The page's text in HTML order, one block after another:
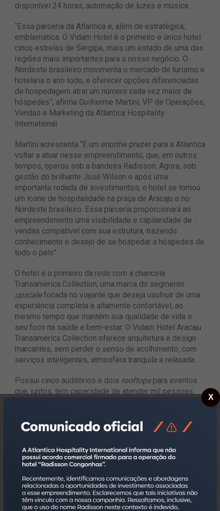
disponível 24 horas, automação de luzes e música.
“Essa parceria da Atlantica é, além de estratégica,
emblemática. O Vidam Hotel é o primeiro e único hotel
cinco estrelas de Sergipe, mais um estado de uma das
regiões mais importantes para o nosso negócio. O
Nordeste brasileiro movimenta o mercado de turismo e
hotelaria o ano todo, e oferecer opções diferenciadas
de hospedagem atrai um número cada vez maior de
hóspedes”, afirma Guilherme Martini, VP de Operações,
Vendas e Marketing da Atlantica Hospitality
International.
Martini acrescenta “É um enorme prazer para a Atlantica
voltar a atuar nesse empreendimento, que, em outros
tempos, operou sob a bandeira Radisson. Agora, sob
gestão do brilhante José Wilson e após uma
importante rodada de investimentos, o hotel se tornou
um ícone de hospitalidade na praça de Aracaju e no
Nordeste brasileiro. Essa parceria proporcionará ao
empreendimento uma visibilidade e capilaridade de
vendas compatível com sua estrutura, trazendo
conhecimento e desejo de se hospedar a hóspedes de
todo o país”.
O hotel é o primeiro da rede com a chancela
Transamerica Collection, uma marca do segmento
upscalefocada no viajante que deseja usufruir de uma
experiência completa e altamente confortável, ao
mesmo tempo que mantém sua qualidade de vida e
seu foco na saúde e bem-estar. O Vidam Hotel Aracaju
Transamerica Collection oferece arquitetura e design
marcantes, sem perder o senso de acolhimento, com
serviços inteligentes, atmosfera tranquila e relaxada.
Possui cinco auditórios e dois rooftops para eventos
que, juntos, tem capacidade de atender mil pessoas.
Os apartamentos são adaptados para PCDs e todas as
gerência do hotel é realizada por Daniela Dias, que
acumula mais de 25 anos de experiência.
“O novo Vidam Hotel é considerado um verdadeiro
resort urbano, pois, além de oferecer o melhor em
hospitalidade com apresentações de bandas, peças de
teatro, opções de recreação e muitos outros
entretenimentos, temos eventos corporativos e
X